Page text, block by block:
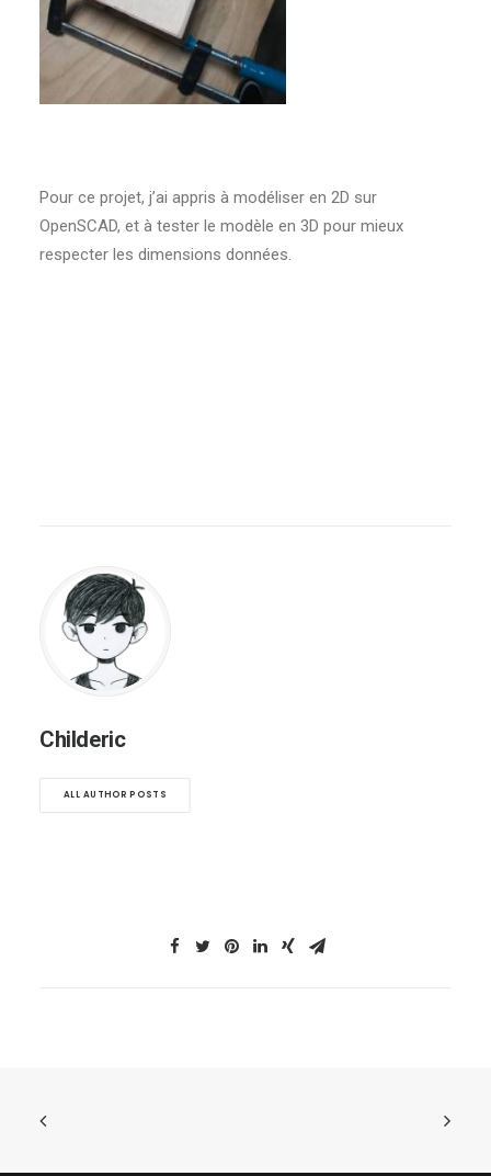
Pour ce projet, j’ai appris à modéliser en 2D sur
OpenSCAD, et à tester le modèle en 3D pour mieux
respecter les dimensions données.
Childeric
ALL AUTHOR POSTS